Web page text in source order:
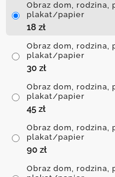
Obraz dom, rodzina,
plakat/papier
18 zł
Obraz dom, rodzina,
plakat/papier
30 zł
Obraz dom, rodzina,
plakat/papier
45 zł
Obraz dom, rodzina,
plakat/papier
90 zł
Obraz dom, rodzina,